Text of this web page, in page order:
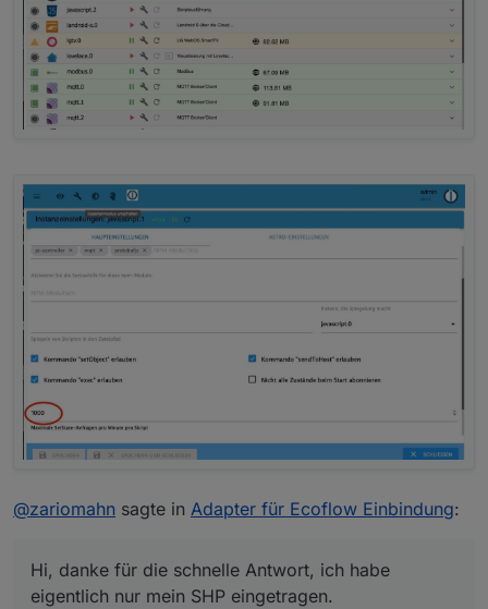
reichen.
Später würde ich vielleicht die Deltas nicht
subscriben, wenn Du die Daten nicht dringend
brauchst.
Wenn dieser Fehler auftritt, musst du das
Skript neu starten.
MZ
@zariomahn sagte in Adapter für Ecoflow Einbindung:
Hi, danke für die schnelle Antwort, ich habe
eigentlich nur mein SHP eingetragen.